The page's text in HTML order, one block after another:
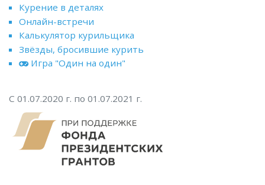
Курение в деталях
Онлайн-встречи
Калькулятор курильщика
Звёзды, бросившие курить
Игра "Один на один"
С 01.07.2020 г. по 01.07.2021 г.